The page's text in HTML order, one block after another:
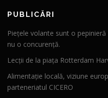
PUBLICĂRI
Piețele volante sunt o
nu o concurență.
Lecții de la piața Rotterdam
Alimentație locală, viziune
parteneriatul CICERO